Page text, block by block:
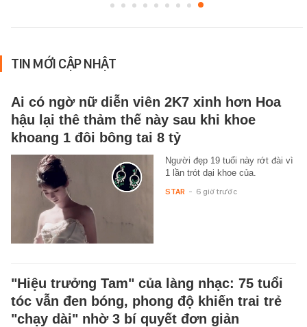
TIN MỚI CẬP NHẬT
Ai có ngờ nữ diễn viên 2K7 xinh hơn Hoa
hậu lại thê thảm thế này sau khi khoe
khoang 1 đôi bông tai 8 tỷ
Người đẹp 19 tuổi này rớt đài vì
1 lần trót dại khoe của.
STAR - 6 giờ trước
"Hiệu trưởng Tam" của làng nhạc: 75 tuổi
tóc vẫn đen bóng, phong độ khiến trai trẻ
"chạy dài" nhờ 3 bí quyết đơn giản